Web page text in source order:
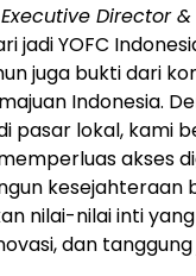
Executive Director
jadi YOFC
juga bukti dari
Indonesia.
pasar lokal, kami
akses
kesejahteraan
nilai-nilai inti
dan